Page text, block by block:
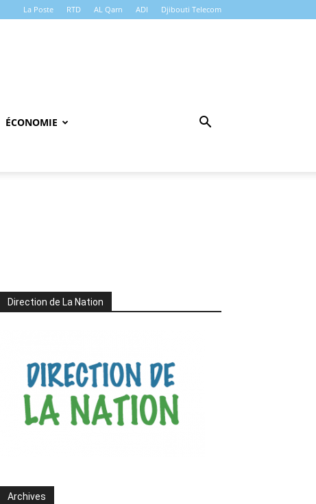
La Poste RTD AL Qarn ADI Djibouti Telecom
ÉCONOMIE
Direction de La Nation
Archives